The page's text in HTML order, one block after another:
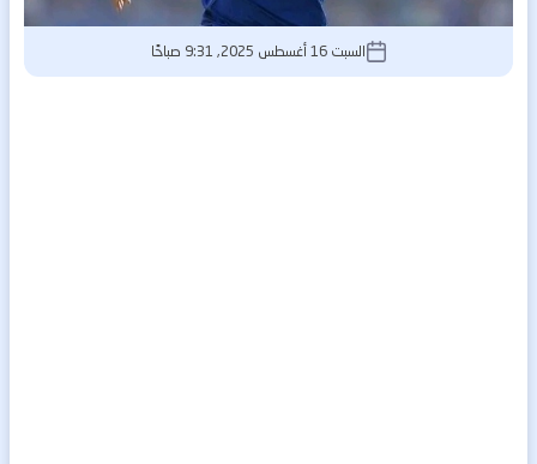
السبت 16 أغسطس 2025, 9:31 صباحًا